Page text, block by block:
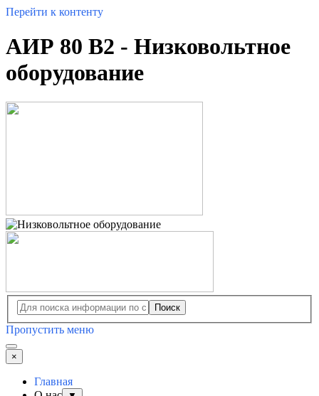
Перейти к контенту
АИР 80 B2 - Низковольтное
оборудование
Поиск
Пропустить меню
×
Главная